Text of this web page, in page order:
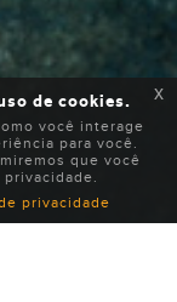
de cookies.
você interage
para você.
que você
privacidade
x